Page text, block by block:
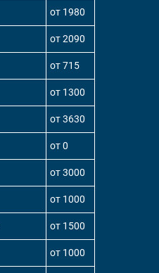
от 1980
от 2090
от 715
от 1300
от 3630
от 0
от 3000
от 1000
от 1500
от 1000